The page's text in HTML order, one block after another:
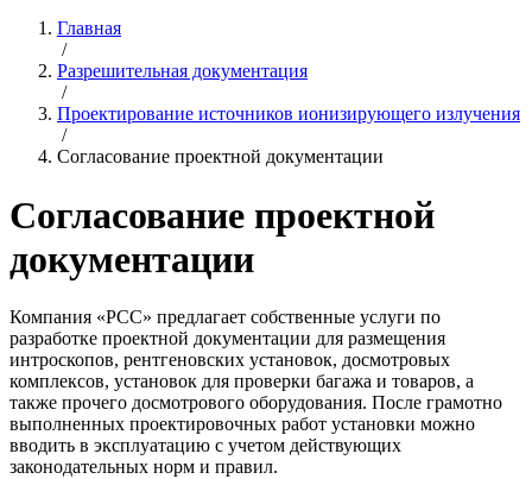
Главная
/
Разрешительная документация
/
Проектирование источников ионизирующего излучения
/
Согласование проектной документации
Согласование проектной
документации
Компания «РСС» предлагает собственные услуги по
разработке проектной документации для размещения
интроскопов, рентгеновских установок, досмотровых
комплексов, установок для проверки багажа и товаров, а
также прочего досмотрового оборудования. После грамотно
выполненных проектировочных работ установки можно
вводить в эксплуатацию с учетом действующих
законодательных норм и правил.